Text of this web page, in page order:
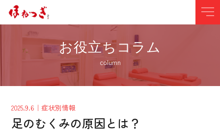
お役立ちコラム
column
2025.9.6 ｜症状別情報
足のむくみの原因とは？